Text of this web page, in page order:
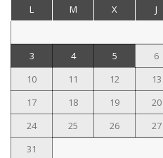
L M X J
3
4 5 6
10
11 12 13
17
18 19 20
24
25 26 27
31